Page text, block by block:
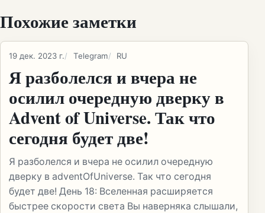
Похожие заметки
19 дек. 2023 г. Telegram RU
Я разболелся и вчера не
осилил очередную дверку в
Advent of Universe. Так что
сегодня будет две!
Я разболелся и вчера не осилил очередную
дверку в adventOfUniverse. Так что сегодня
будет две! День 18: Вселенная расширяется
быстрее скорости света Вы наверняка слышали,